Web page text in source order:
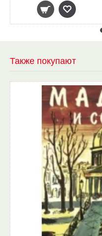
Также покупают